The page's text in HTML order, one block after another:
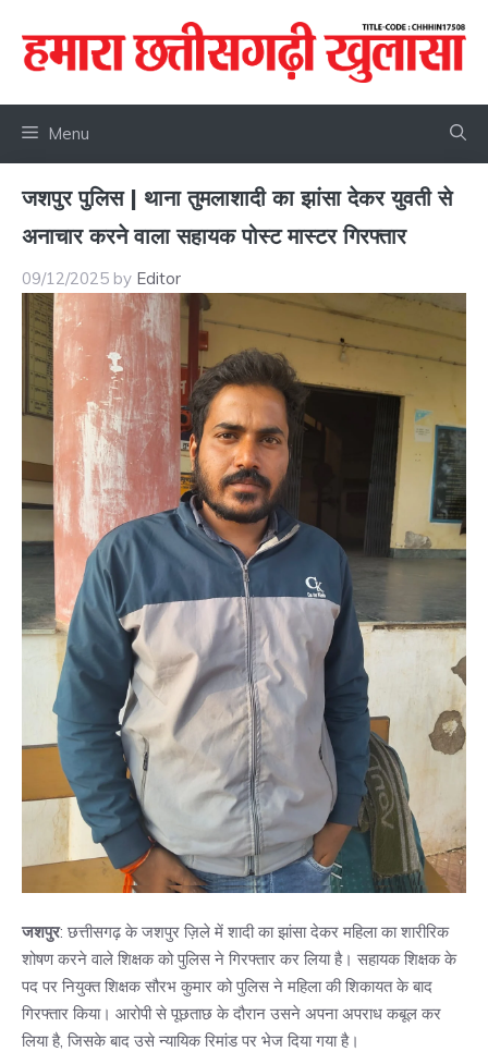
content
Menu
जशपुर पुलिस | थाना तुमलाशादी का झांसा देकर युवती से
अनाचार करने वाला सहायक पोस्ट मास्टर गिरफ्तार
09/12/2025 by Editor
जशपुर: छत्तीसगढ़ के जशपुर ज़िले में शादी का झांसा देकर महिला का शारीरिक
शोषण करने वाले शिक्षक को पुलिस ने गिरफ्तार कर लिया है। सहायक शिक्षक के
पद पर नियुक्त शिक्षक सौरभ कुमार को पुलिस ने महिला की शिकायत के बाद
गिरफ्तार किया। आरोपी से पूछताछ के दौरान उसने अपना अपराध कबूल कर
लिया है, जिसके बाद उसे न्यायिक रिमांड पर भेज दिया गया है।